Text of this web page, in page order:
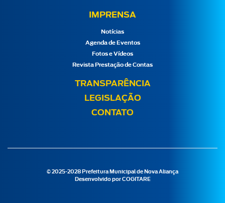
IMPRENSA
Notícias
Agenda de Eventos
Fotos e Vídeos
Revista Prestação de Contas
TRANSPARÊNCIA
LEGISLAÇÃO
CONTATO
© 2025-2028 Prefeitura Municipal de Nova Aliança
Desenvolvido por COGITARE